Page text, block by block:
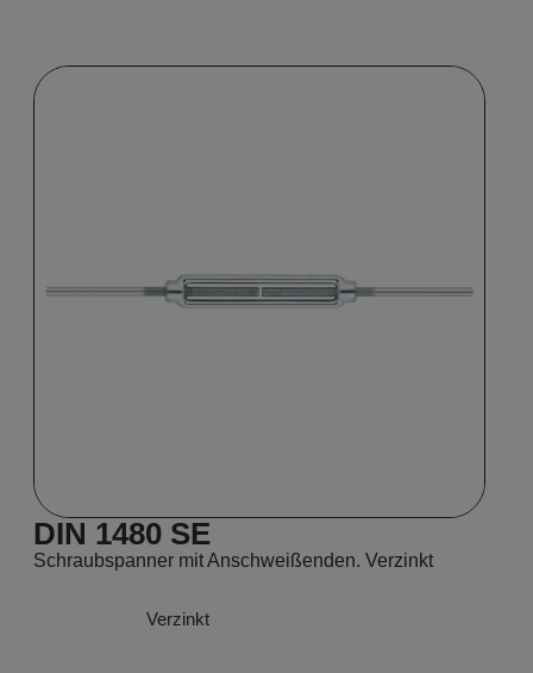
DIN 1480 SE
Schraubspanner mit Anschweißenden. Verzinkt
Verzinkt